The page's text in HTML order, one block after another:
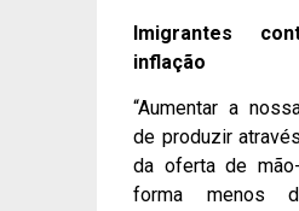
Imigrantes
inflação
“Aumentar a
de produzir
da oferta de
forma menos